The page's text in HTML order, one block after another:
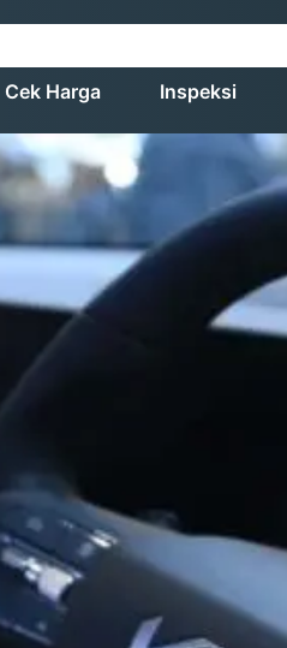
Cek Harga Inspeksi